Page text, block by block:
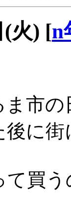
(火) [n
市
に
て買